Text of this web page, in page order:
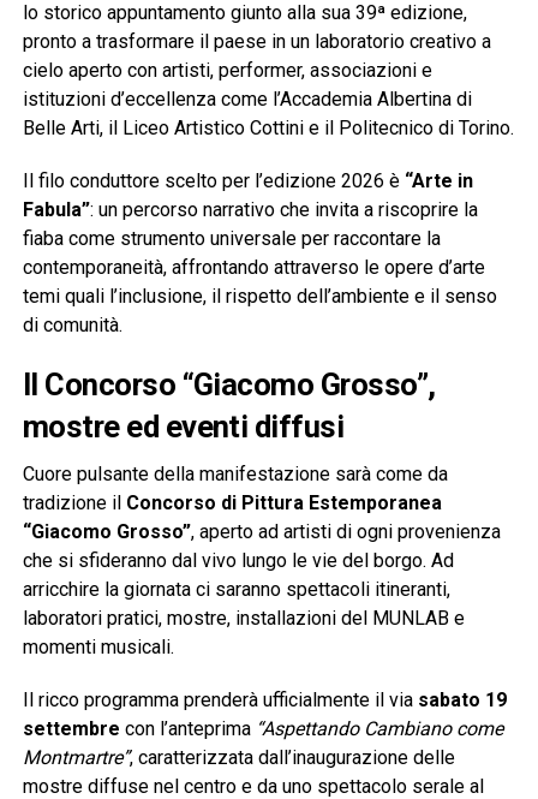
lo storico appuntamento giunto alla sua 39ª edizione,
pronto a trasformare il paese in un laboratorio creativo a
cielo aperto con artisti, performer, associazioni e
istituzioni d’eccellenza come l’Accademia Albertina di
Belle Arti, il Liceo Artistico Cottini e il Politecnico di Torino.
Il filo conduttore scelto per l’edizione 2026 è “Arte in
Fabula”: un percorso narrativo che invita a riscoprire la
fiaba come strumento universale per raccontare la
contemporaneità, affrontando attraverso le opere d’arte
temi quali l’inclusione, il rispetto dell’ambiente e il senso
di comunità.
Il Concorso “Giacomo Grosso”,
mostre ed eventi diffusi
Cuore pulsante della manifestazione sarà come da
tradizione il Concorso di Pittura Estemporanea
“Giacomo Grosso”, aperto ad artisti di ogni provenienza
che si sfideranno dal vivo lungo le vie del borgo. Ad
arricchire la giornata ci saranno spettacoli itineranti,
laboratori pratici, mostre, installazioni del MUNLAB e
momenti musicali.
Il ricco programma prenderà ufficialmente il via sabato 19
settembre con l’anteprima “Aspettando Cambiano come
Montmartre”, caratterizzata dall’inaugurazione delle
mostre diffuse nel centro e da uno spettacolo serale al